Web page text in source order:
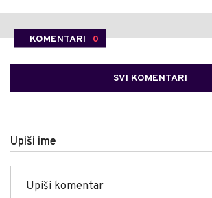
KOMENTARI 0
SVI KOMENTARI
Upiši ime